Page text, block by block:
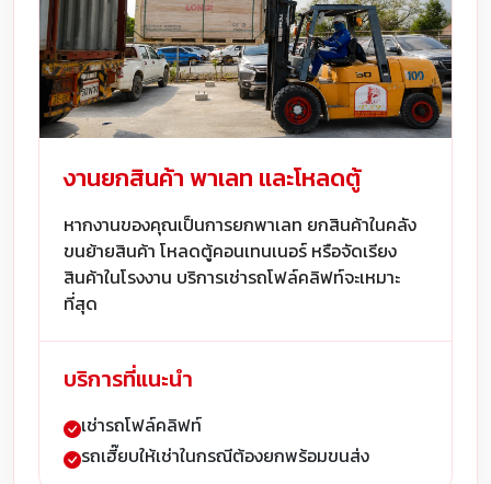
งานยกสินค้า พาเลท และโหลดตู้
หากงานของคุณเป็นการยกพาเลท ยกสินค้าในคลัง
ขนย้ายสินค้า โหลดตู้คอนเทนเนอร์ หรือจัดเรียง
สินค้าในโรงงาน บริการเช่ารถโฟล์คลิฟท์จะเหมาะ
ที่สุด
บริการที่แนะนำ
เช่ารถโฟล์คลิฟท์
รถเฮี๊ยบให้เช่าในกรณีต้องยกพร้อมขนส่ง